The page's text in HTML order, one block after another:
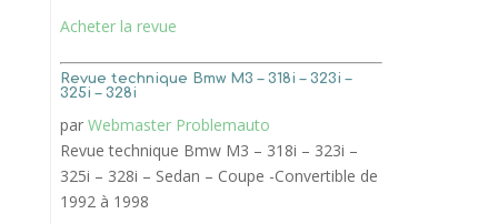
Acheter la revue
Revue technique Bmw M3 – 318i – 323i –
325i – 328i
par Webmaster Problemauto
Revue technique Bmw M3 – 318i – 323i –
325i – 328i – Sedan – Coupe -Convertible de
1992 à 1998